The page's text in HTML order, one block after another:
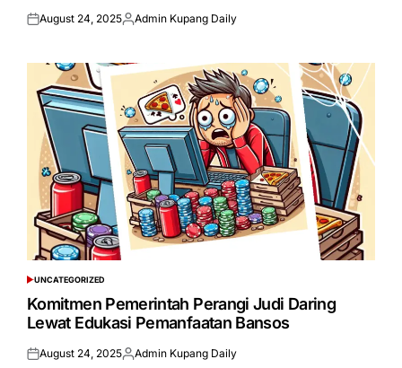
Posted
August 24, 2025Posted
Admin Kupang Daily
POSTED
IN
UNCATEGORIZED
Komitmen Pemerintah Perangi Judi Daring
Lewat Edukasi Pemanfaatan Bansos
Posted
August 24, 2025Posted
Admin Kupang Daily